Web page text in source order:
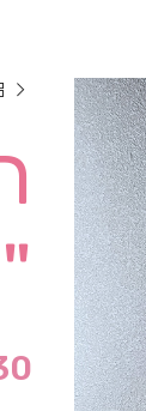
"Terri" – נשיקות